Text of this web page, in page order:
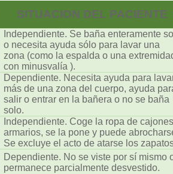
SITUACION DEL PACIENTE
Independiente. Se baña enteramente
o necesita ayuda sólo para lavar una
zona (como la espalda o una
con minusvalía ).
Dependiente. Necesita ayuda para
más de una zona del cuerpo, ayuda
salir o entrar en la bañera o no se baña
solo.
Independiente. Coge la ropa de
armarios, se la pone y puede
Se excluye el acto de atarse los
Dependiente. No se viste por sí mismo
permanece parcialmente desvestido.